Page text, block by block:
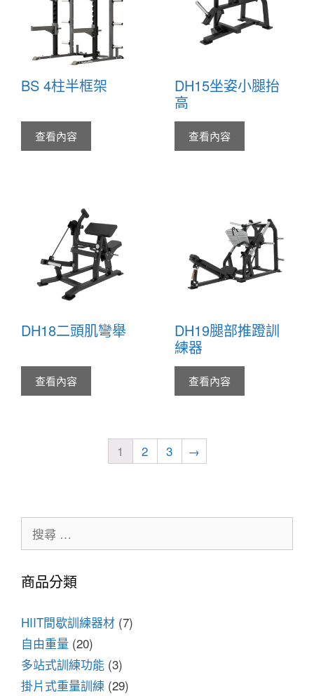
BS 4柱半框架
查看內容
DH15坐姿小腿抬
高
查看內容
DH18二頭肌彎舉
查看內容
DH19腿部推蹬訓
練器
查看內容
1 2 3 →
商品分類
HIIT間歇訓練器材 (7)
自由重量 (20)
多站式訓練功能 (3)
掛片式重量訓練 (29)